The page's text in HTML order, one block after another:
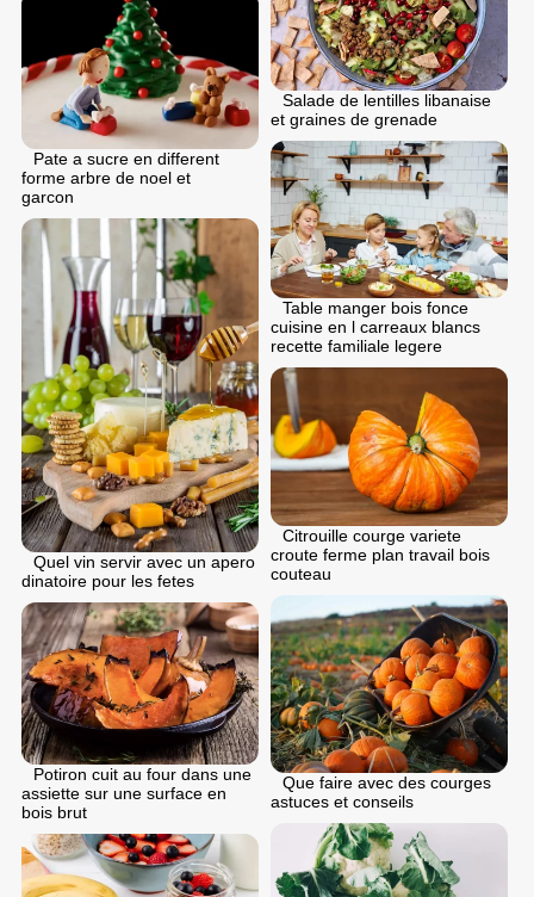
Salade de lentilles libanaise
et graines de grenade
Pate a sucre en different
forme arbre de noel et
garcon
Table manger bois fonce
cuisine en l carreaux blancs
recette familiale legere
Quel vin servir avec un apero
dinatoire pour les fetes
Citrouille courge variete
croute ferme plan travail bois
couteau
Que faire avec des courges
astuces et conseils
Potiron cuit au four dans une
assiette sur une surface en
bois brut